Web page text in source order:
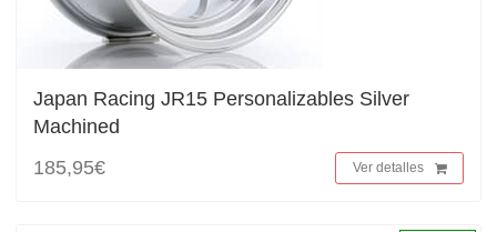
Japan Racing JR15 Personalizables Silver
Machined
185,95€
Ver detalles